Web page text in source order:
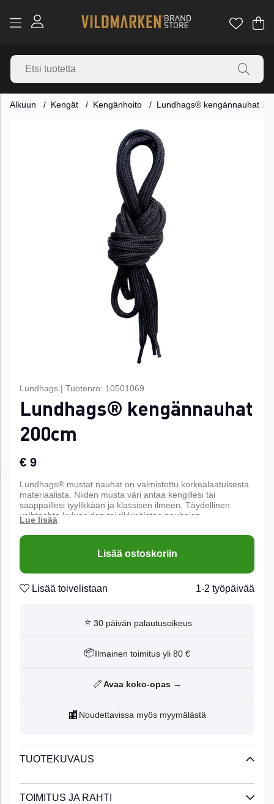
.
Alkuun Kengät Kengänhoito Lundhags® kengännauhat
Lundhags | Tuotenro: 10501069
Lundhags® kengännauhat
200cm
€ 9
Lundhags® mustat nauhat on valmistettu korkealaatuisesta
materiaalista. Niiden musta väri antaa kengillesi tai
saappaillesi tyylikkään ja klassisen ilmeen. Täydellinen
vaihtoehto kuluneiden tai rikkinäisten nauhojen
korvaamiseen ja kenkiesi raikkaaseen ja toimivaan
päivitykseen.
Lisää ostoskoriin
Lisää toivelistaan 1-2 työpäivää
⭐ 30 päivän palautusoikeus
📦 Ilmainen toimitus yli 80 €
📏Avaa koko-opas →
🏬 Noudettavissa myös myymälästä
TUOTEKUVAUS
TOIMITUS JA RAHTI